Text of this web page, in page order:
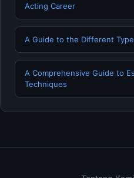
Acting Career
A Guide to the Different
A Comprehensive Guide to
Techniques